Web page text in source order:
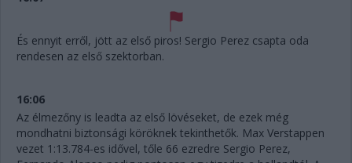
És ennyit erről, jött az első piros! Sergio Perez csapta oda
rendesen az első szektorban.
16:06
Az élmezőny is leadta az első lövéseket, de ezek még
mondhatni biztonsági köröknek tekinthetők. Max Verstappen
vezet 1:13.784-es idővel, tőle 66 ezredre Sergio Perez,